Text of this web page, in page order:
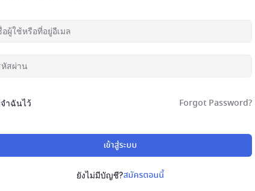
จำฉันไว้ Forgot Password?
เข้าสู่ระบบ
ยังไม่มีบัญชี?สมัครตอนนี้